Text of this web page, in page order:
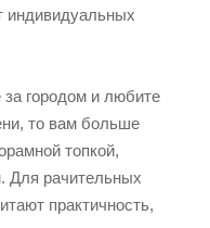
индивидуальных
городом и любите
то вам больше
топкой,
Для рачительных
практичность,